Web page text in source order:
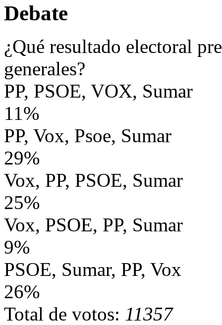
Debate
¿Qué resultado electoral
generales?
PP, PSOE, VOX, Sumar
11%
PP, Vox, Psoe, Sumar
29%
Vox, PP, PSOE, Sumar
25%
Vox, PSOE, PP, Sumar
9%
PSOE, Sumar, PP, Vox
26%
Total de votos: 11357